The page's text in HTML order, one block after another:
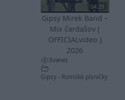
04:29
Gipsy Mirek Band –
Mix čardašov (
OFFICIALvideo )
2026
3views
Gipsy - Romské písničky